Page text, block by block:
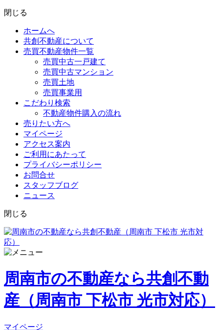
閉じる
ホームへ
共創不動産について
売買不動産物件一覧
売買中古一戸建て
売買中古マンション
売買土地
売買事業用
こだわり検索
不動産物件購入の流れ
売りたい方へ
マイページ
アクセス案内
ご利用にあたって
プライバシーポリシー
お問合せ
スタッフブログ
ニュース
閉じる
周南市の不動産なら共創不動
産（周南市 下松市 光市対応）
マイページ